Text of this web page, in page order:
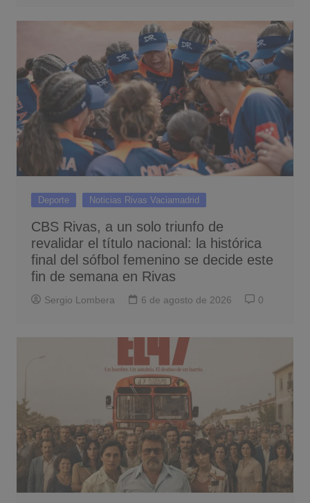
Deporte Noticias Rivas Vaciamadrid
CBS Rivas, a un solo triunfo de
revalidar el título nacional: la histórica
final del sófbol femenino se decide este
fin de semana en Rivas
Sergio Lombera 6 de agosto de 2026 0